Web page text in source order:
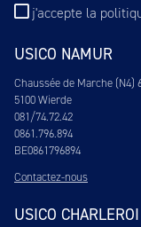
j'accepte la
USICO NAMUR
Chaussée de Marche (N4)
5100 Wierde
081/74.72.42
0861.796.894
BE0861796894
Contactez-nous
USICO